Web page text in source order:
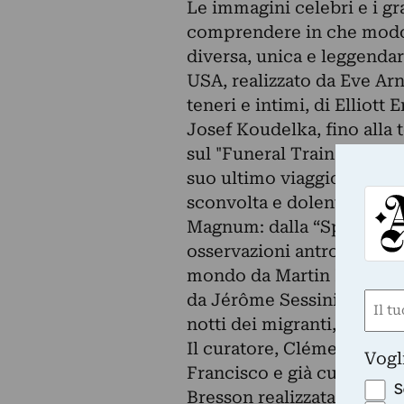
Le immagini celebri e i
comprendere in che
diversa, unica e
USA, realizzato da Eve
teneri e intimi, di Elliott
Josef Koudelka, fino alla
sul "Funeral Train", il
suo ultimo viaggio verso
sconvolta e dolente. E
Magnum: dalla “Spagna
osservazioni
mondo da Martin Parr;
da Jérôme Sessini, fino
notti dei migranti,
Il curatore, Clément
Francisco e già curatore
Bresson realizzata dal
Nome